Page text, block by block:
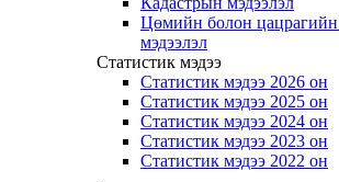
Цөмийн болон
мэдээлэл
Статистик мэдээ
Статистик мэдээ 2026 он
Статистик мэдээ 2025 он
Статистик мэдээ 2024 он
Статистик мэдээ 2023 он
Статистик мэдээ 2022 он